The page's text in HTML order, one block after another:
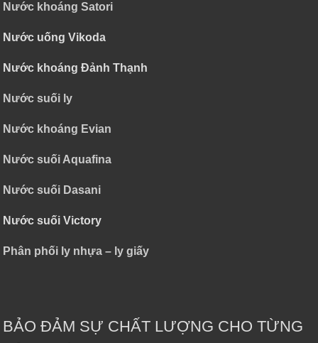
Nước khoáng Satori
Nước uống Vikoda
Nước khoáng Đảnh Thạnh
Nước suối ly
Nước khoáng Evian
Nước suối Aquafina
Nước suối Dasani
Nước suối Victory
Phân phối ly nhựa – ly giấy
BẢO ĐẢM SỰ CHẤT LƯỢNG CHO TỪNG